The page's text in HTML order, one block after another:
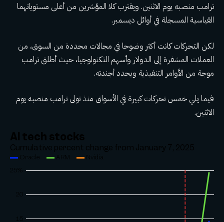
ترامب منصبه يوم الاثنين. ويقترب كلا المؤشرين من أعلى مستوياتهما
القياسية المسجلة في أوائل ديسمبر.
لكن التحركات كانت أكثر وضوحا في مجالات محددة من السوق، من
العملات المشفرة إلى الدولار وأسهم التكنولوجيا، حيث أطلق ترامب
موجة من الأوامر التنفيذية ويحدد أجندته.
فيما يلي خمس تحركات كبيرة في الأسواق منذ تولى ترامب منصبه يوم
الاثنين.